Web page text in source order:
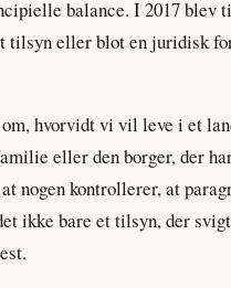
balance. I 2017 blev
tilsyn eller blot en juridisk
hvorvidt vi vil leve i et
eller den borger, der
nogen kontrollerer, at
ikke bare et tilsyn, der